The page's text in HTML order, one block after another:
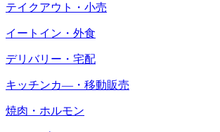
テイクアウト・小売
イートイン・外食
デリバリー・宅配
キッチンカ―・移動販売
焼肉・ホルモン